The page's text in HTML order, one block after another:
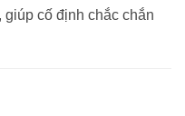
, giúp cố định chắc chắn